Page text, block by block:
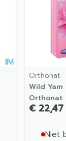
Orthonat
Wild Yam
Orthonat
€ 22,47
Niet